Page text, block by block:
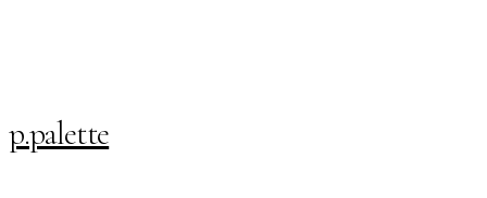
p.palette